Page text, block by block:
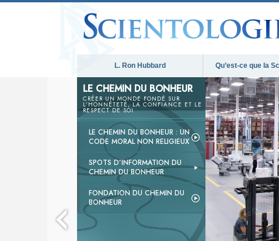
L. Ron Hubbard Qu’est-ce que la
LE CHEMIN DU BONHEUR
CRÉER UN MONDE FONDÉ SUR
L’HONNÊTETÉ, LA CONFIANCE ET LE
RESPECT DE SOI
LE CHEMIN DU BONHEUR : UN
CODE MORAL NON RELIGIEUX
SPOTS D’INFORMATION DU
CHEMIN DU BONHEUR
FONDATION DU CHEMIN DU
BONHEUR